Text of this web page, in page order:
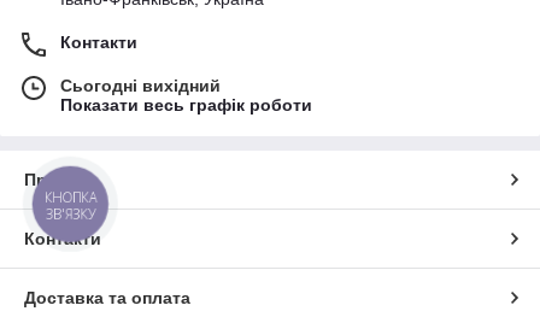
Контакти
Сьогодні вихідний
Показати весь графік роботи
Про нас
Контакти
Доставка та оплата
КНОПКА
ЗВ'ЯЗКУ